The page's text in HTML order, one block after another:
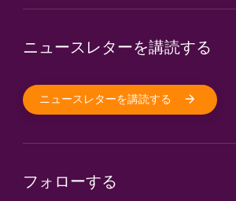
ニュースレターを講読する
ニュースレターを講読する
フォローする